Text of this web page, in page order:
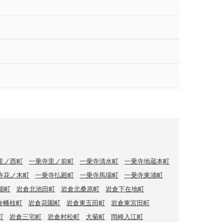
ノ西町 一乗寺里ノ前町 一乗寺清水町
一乗寺地蔵本町
花ノ木町 一乗寺払殿町 一乗寺馬場町
一乗寺東浦町
町 岩倉北池田町 岩倉北桑原町
岩倉下在地町
幡枝町 岩倉花園町 岩倉東五田町
岩倉東宮田町
岩倉三宅町 岩倉村松町 大菊町 岡崎入江町